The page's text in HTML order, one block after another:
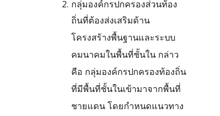
กลุ่มองค์กรปกครองส่วนท้อง
ถิ่นที่ต้องส่งเสริมด้าน
โครงสร้างพื้นฐานและระบบ
คมนาคมในพื้นที่ชั้นใน กล่าว
คือ กลุ่มองค์กรปกครองท้องถิ่น
ที่มีพื้นที่ชั้นในเข้ามาจากพื้นที่
ชายแดน โดยกำหนดแนวทาง